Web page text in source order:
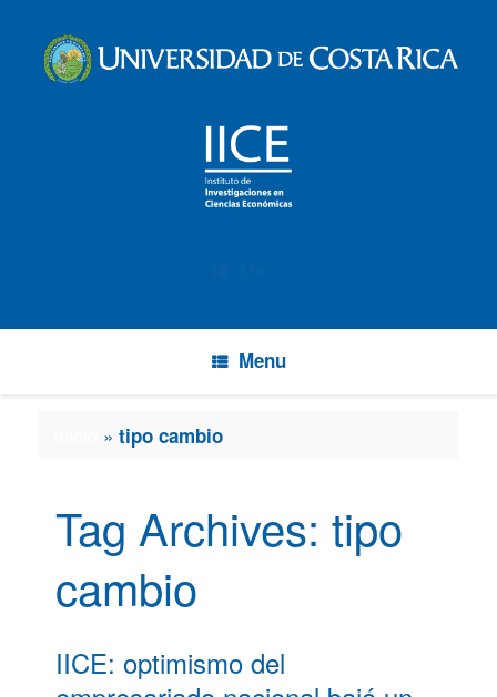
Menu
» tipo cambio
Tag Archives: tipo
cambio
IICE: optimismo del